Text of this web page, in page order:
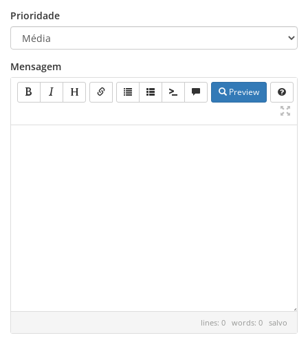
Prioridade
Mensagem
Preview
lines: 0 words: 0 salvo